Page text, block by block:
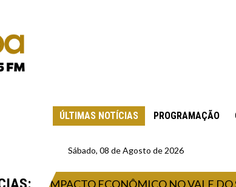
ÚLTIMAS NOTÍCIAS PROGRAMAÇÃO
Sábado, 08 de Agosto de 2026
IMPACTO ECONÔMICO NO VALE DO SINOS